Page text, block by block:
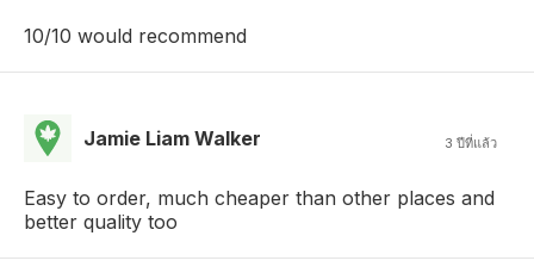
10/10 would recommend
Jamie Liam Walker 3 ปีที่แล้ว
Easy to order, much cheaper than other places and
better quality too